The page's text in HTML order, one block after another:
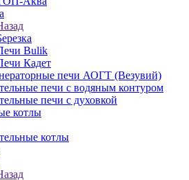
Bulik
Кадет
печи АОГТ (Везувий)
печи с водяным контуром
печи с духовкой
котлы
котлы